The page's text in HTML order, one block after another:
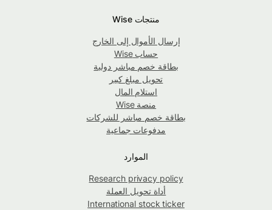
منتجات Wise
إرسال الأموال إلى الخارج
حساب Wise
بطاقة خصم مباشر دولية
تحويل مبلغ كبير
استلام المال
منصة Wise
بطاقة خصم مباشر للشركات
مدفوعات جماعية
الموارد
Research privacy policy
أداة تحويل العملة
International stock ticker